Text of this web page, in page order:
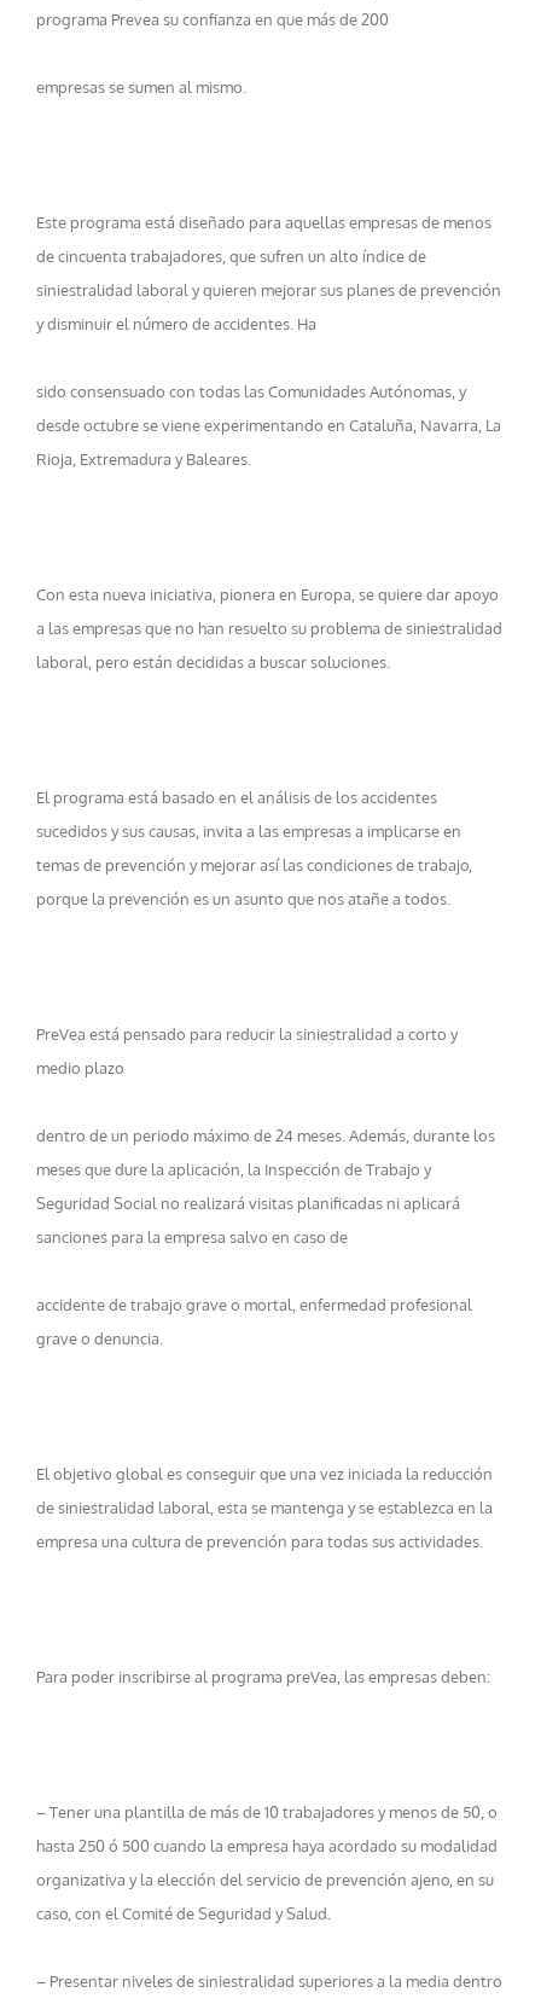
programa Prevea su confianza en que más de 200
empresas se sumen al mismo.
Este programa está diseñado para aquellas empresas de menos
de cincuenta trabajadores, que sufren un alto índice de
siniestralidad laboral y quieren mejorar sus planes de prevención
y disminuir el número de accidentes. Ha
sido consensuado con todas las Comunidades Autónomas, y
desde octubre se viene experimentando en Cataluña, Navarra, La
Rioja, Extremadura y Baleares.
Con esta nueva iniciativa, pionera en Europa, se quiere dar apoyo
a las empresas que no han resuelto su problema de siniestralidad
laboral, pero están decididas a buscar soluciones.
El programa está basado en el análisis de los accidentes
sucedidos y sus causas, invita a las empresas a implicarse en
temas de prevención y mejorar así las condiciones de trabajo,
porque la prevención es un asunto que nos atañe a todos.
PreVea está pensado para reducir la siniestralidad a corto y
medio plazo
dentro de un periodo máximo de 24 meses. Además, durante los
meses que dure la aplicación, la Inspección de Trabajo y
Seguridad Social no realizará visitas planificadas ni aplicará
sanciones para la empresa salvo en caso de
accidente de trabajo grave o mortal, enfermedad profesional
grave o denuncia.
El objetivo global es conseguir que una vez iniciada la reducción
de siniestralidad laboral, esta se mantenga y se establezca en la
empresa una cultura de prevención para todas sus actividades.
Para poder inscribirse al programa preVea, las empresas deben:
– Tener una plantilla de más de 10 trabajadores y menos de 50, o
hasta 250 ó 500 cuando la empresa haya acordado su modalidad
organizativa y la elección del servicio de prevención ajeno, en su
caso, con el Comité de Seguridad y Salud.
– Presentar niveles de siniestralidad superiores a la media dentro